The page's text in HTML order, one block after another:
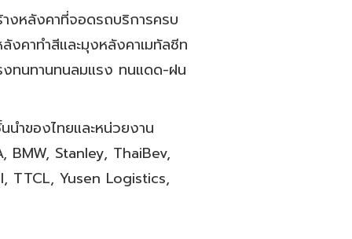
งหลังคาที่จอดรถบริการครบ
คาทำสีและมุงหลังคาเมทัลชีท
งทนทานทนลมแรง ทนแดด-ฝน
นำของไทยและหน่วยงาน
BMW, Stanley, ThaiBev,
TTCL, Yusen Logistics,